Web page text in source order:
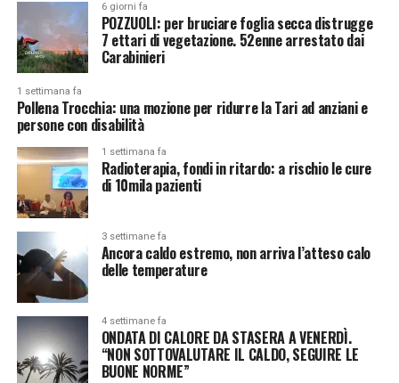
6 giorni fa
POZZUOLI: per bruciare foglia secca distrugge
7 ettari di vegetazione. 52enne arrestato dai
Carabinieri
1 settimana fa
Pollena Trocchia: una mozione per ridurre la Tari ad anziani e
persone con disabilità
1 settimana fa
Radioterapia, fondi in ritardo: a rischio le cure
di 10mila pazienti
3 settimane fa
Ancora caldo estremo, non arriva l’atteso calo
delle temperature
4 settimane fa
ONDATA DI CALORE DA STASERA A VENERDÌ.
“NON SOTTOVALUTARE IL CALDO, SEGUIRE LE
BUONE NORME”